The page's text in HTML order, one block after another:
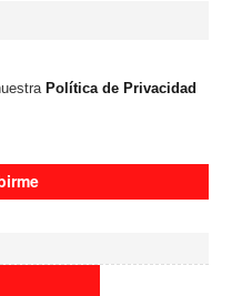
Política de Privacidad